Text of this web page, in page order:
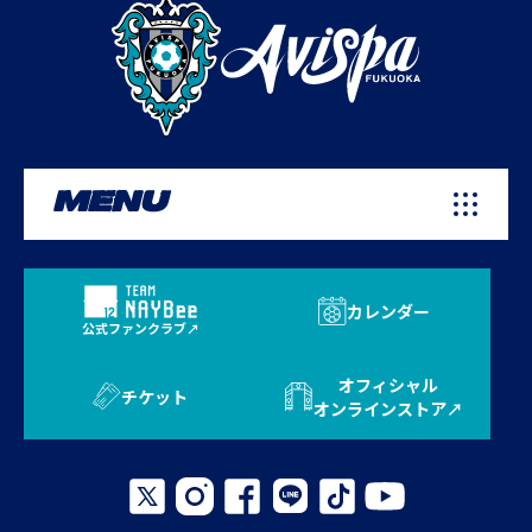
MENU
公式ファンクラブ
カレンダー
チケット
オフィシャル
オンラインストア